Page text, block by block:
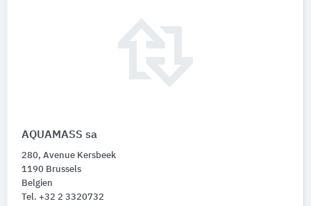
AQUAMASS sa
280, Avenue Kersbeek
1190 Brussels
Belgien
Tel. +32 2 3320732